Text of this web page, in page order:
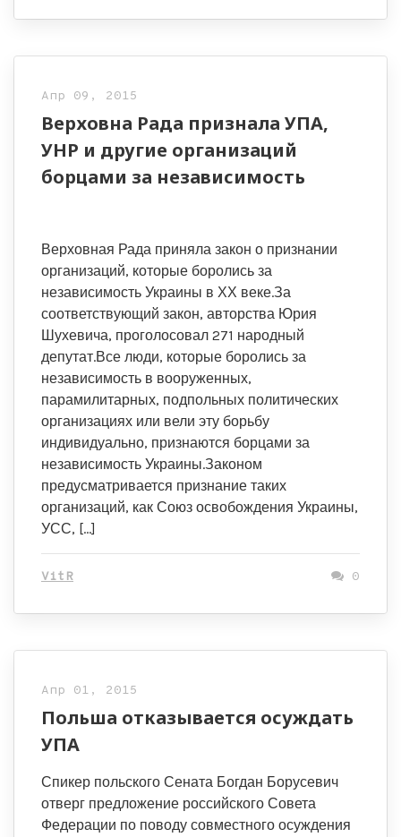
Апр 09, 2015
Верховна Рада признала УПА,
УНР и другие организаций
борцами за независимость
Верховная Рада приняла закон о признании
организаций, которые боролись за
независимость Украины в ХХ веке.За
соответствующий закон, авторства Юрия
Шухевича, проголосовал 271 народный
депутат.Все люди, которые боролись за
независимость в вооруженных,
парамилитарных, подпольных политических
организациях или вели эту борьбу
индивидуально, признаются борцами за
независимость Украины.Законом
предусматривается признание таких
организаций, как Союз освобождения Украины,
УСС, […]
VitR 0
Апр 01, 2015
Польша отказывается осуждать
УПА
Спикер польского Сената Богдан Борусевич
отверг предложение российского Совета
Федерации по поводу совместного осуждения